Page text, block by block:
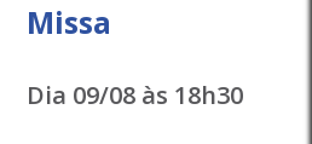
Missa
Dia 09/08 às 18h30